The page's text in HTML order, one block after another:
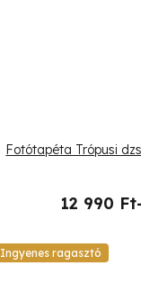
Fotótapéta Trópusi
12 990
Ingyenes ragasztó